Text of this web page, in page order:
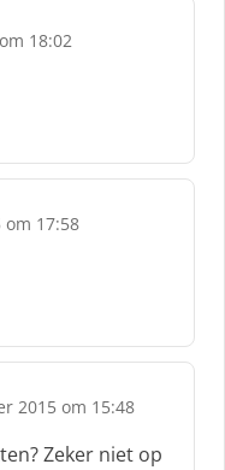
18:02
om 17:58
2015 om 15:48
Zeker niet op